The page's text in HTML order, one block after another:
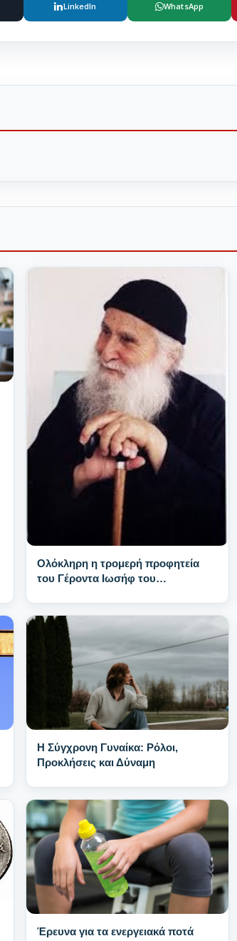
LinkedIn WhatsApp
Ολόκληρη η τρομερή προφητεία
του Γέροντα Ιωσήφ του
Η Σύγχρονη Γυναίκα: Ρόλοι,
Προκλήσεις και Δύναμη
Έρευνα για τα ενεργειακά ποτά